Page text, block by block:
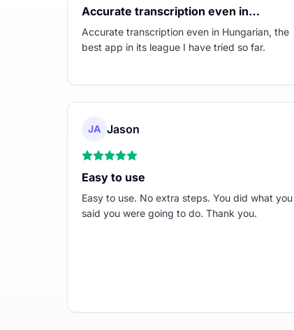
Accurate transcription even in…
Accurate transcription even in Hungarian, the
best app in its league I have tried so far.
JA Jason
Easy to use
Easy to use. No extra steps. You did what you
said you were going to do. Thank you.